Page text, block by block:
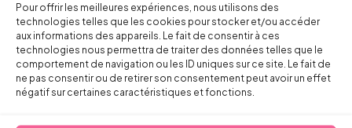
Pour offrir les meilleures expériences, nous utilisons des
technologies telles que les cookies pour stocker et/ou accéder
aux informations des appareils. Le fait de consentir à ces
technologies nous permettra de traiter des données telles que le
comportement de navigation ou les ID uniques sur ce site. Le fait de
ne pas consentir ou de retirer son consentement peut avoir un effet
négatif sur certaines caractéristiques et fonctions.
l’occurrence 192) ce qui avait conduit
l’employeur à ne pas faire cet affichage.
Pourtant, l’employeur pouvait de bonne foi
faire valoir une problématique technique
tenant à la quasi impossibilité de respecter